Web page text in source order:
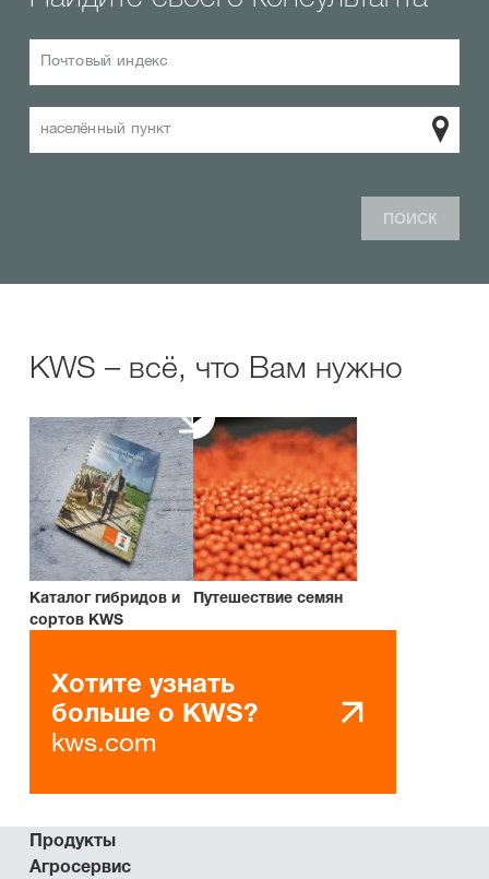
Почтовый индекс
населённый пункт
ПОИСК
KWS – всё, что Вам нужно
Каталог гибридов и
сортов KWS
Путешествие семян
Хотите узнать
больше о KWS?
kws.com
Продукты
Агросервис